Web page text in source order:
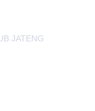
JATENG